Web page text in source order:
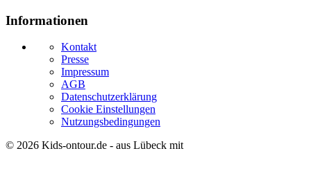
Informationen
Kontakt
Presse
Impressum
AGB
Datenschutzerklärung
Cookie Einstellungen
Nutzungsbedingungen
© 2026 Kids-ontour.de - aus Lübeck mit